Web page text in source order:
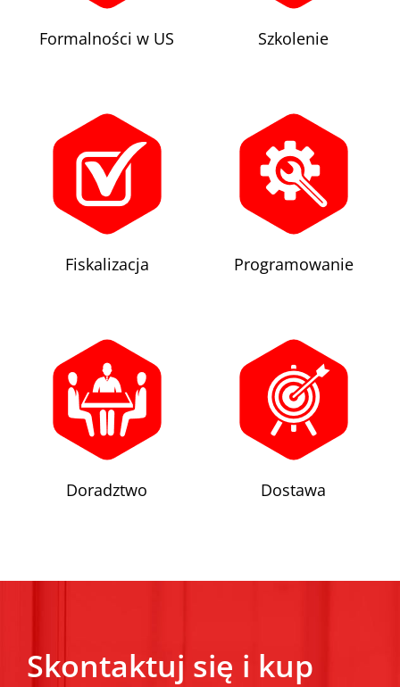
Formalności w US Szkolenie
Fiskalizacja Programowanie
Doradztwo Dostawa
Skontaktuj się i kup